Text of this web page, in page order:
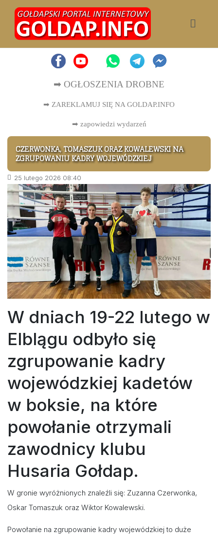
➡ OGŁOSZENIA DROBNE
➡ ZAREKLAMUJ SIĘ NA GOLDAP.INFO
➡ zapowiedzi wydarzeń
CZERWONKA, TOMASZUK ORAZ KOWALEWSKI NA
ZGRUPOWANIU KADRY WOJEWÓDZKIEJ
25 lutego 2026 08:40
W dniach 19-22 lutego w
Elblągu odbyło się
zgrupowanie kadry
wojewódzkiej kadetów
w boksie, na które
powołanie otrzymali
zawodnicy klubu
Husaria Gołdap.
W gronie wyróżnionych znaleźli się: Zuzanna Czerwonka,
Oskar Tomaszuk oraz Wiktor Kowalewski.
Powołanie na zgrupowanie kadry wojewódzkiej to duże